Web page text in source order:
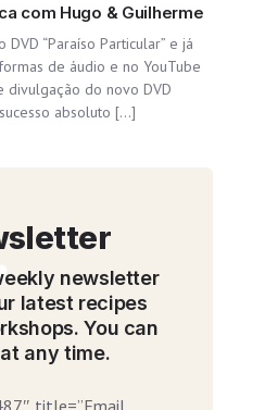
com Hugo & Guilherme
“Paraíso Particular” e já
de áudio e no YouTube
divulgação do novo DVD
absoluto […]
newsletter
latest recipes
You can
any time.
title=”Email